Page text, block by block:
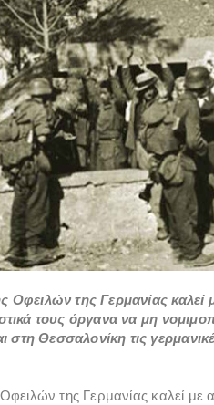
Οφειλών της Γερμανίας
τους όργανα να μη
Θεσσαλονίκη τις
της Γερμανίας καλεί με